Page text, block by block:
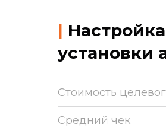
|
установки
Стоимость
Средний чек